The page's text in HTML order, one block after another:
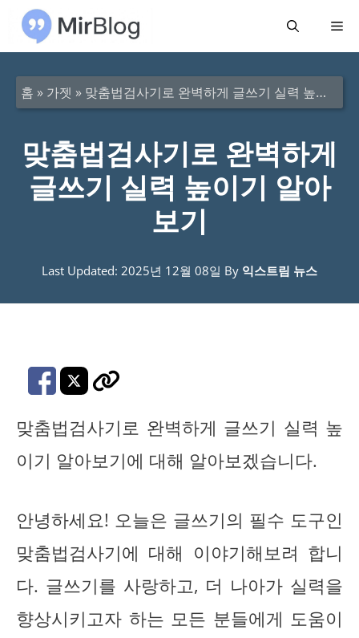
메
홈 » 가젯 » 맞춤법검사기로 완벽하게 글쓰기 실력 높이기 알아보기
맞춤법검사기로 완벽하게
글쓰기 실력 높이기 알아
보기
Last Updated: 2025년 12월 08일 By 익스트림 뉴스
맞춤법검사기로 완벽하게 글쓰기 실력 높
이기 알아보기에 대해 알아보겠습니다.
안녕하세요! 오늘은 글쓰기의 필수 도구인
맞춤법검사기에 대해 이야기해보려 합니
다. 글쓰기를 사랑하고, 더 나아가 실력을
향상시키고자 하는 모든 분들에게 도움이